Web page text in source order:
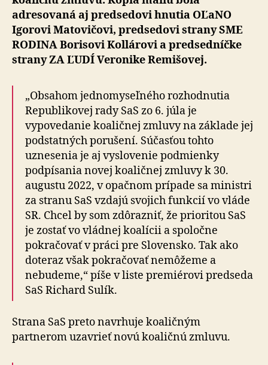
adresovaná aj predsedovi hnutia OĽaNO
Igorovi Matovičovi, predsedovi strany SME
RODINA Borisovi Kollárovi a predsedníčke
strany ZA ĽUDÍ Veronike Remišovej.
„Obsahom jednomyseľného rozhodnutia
Republikovej rady SaS zo 6. júla je
vypovedanie koaličnej zmluvy na základe jej
podstatných porušení. Súčasťou tohto
uznesenia je aj vyslovenie podmienky
podpísania novej koaličnej zmluvy k 30.
augustu 2022, v opačnom prípade sa ministri
za stranu SaS vzdajú svojich funkcií vo vláde
SR. Chcel by som zdôrazniť, že prioritou SaS
je zostať vo vládnej koalícii a spoločne
pokračovať v práci pre Slovensko. Tak ako
doteraz však pokračovať nemôžeme a
nebudeme,“ píše v liste premiérovi predseda
SaS Richard Sulík.
Strana SaS preto navrhuje koaličným
partnerom uzavrieť novú koaličnú zmluvu.